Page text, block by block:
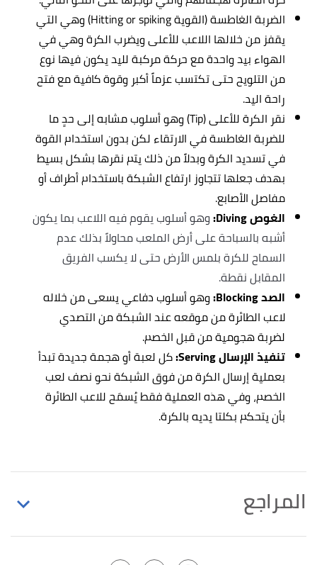
الضربة الغاطسة (القوية Hitting or spiking) وهي التي
يقفز من خلالها اللاعب للأعلى ويضرب الكرة وهي في
الهواء بيد واحدة مع حركة مركبة لليد يكون فيها نوع
من التلويح حتى تكتسب عزماً أكبر وقوة كافية مع فتح
راحة اليد.
نقر الكرة للأعلى (Tip) وهو أسلوب مشابه إلى حدٍ ما
للضربة الغاطسة في الارتقاء لكن بدون استخدام القوة
في تسديد الكرة وبدلاً من ذلك يتم نقرها بشكل بسيط
بهدف جعلها تتجاوز ارتفاع الشبكة باستخدام أطراف أو
مفاصل الأصابع.
الغوص Diving:
وهو أسلوب يقوم فيه اللاعب بما يكون
أشبه بالسباحة على أرض الملعب محاولاً بذلك عدم
السماح للكرة بلمس الأرض حتى لا يكسب الفريق
المقابل نقطة.
الصد Blocking:
وهو أسلوب دفاعي يسعى من خلاله
لاعب الطائرة من موقعه عند الشبكة من التصدي
لضربة هجومية من قبل الخصم.
تنفيذ الإرسال Serving:
كل لعبة أو هجمة جديدة تبدأ
بعملية إرسال الكرة من فوق الشبكة نحو نصف لعب
الخصم، وفي هذه العملية فقط يُسمَح للاعب الطائرة
بأن يتحكم بكلتا يديه بالكرة.
المراجع